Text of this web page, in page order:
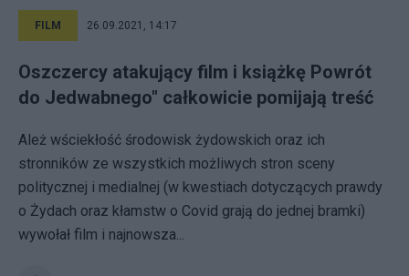
FILM 26.09.2021, 14:17
Oszczercy atakujący film i książkę Powrót
do Jedwabnego" całkowicie pomijają treść
Ależ wściekłość środowisk żydowskich oraz ich
stronników ze wszystkich możliwych stron sceny
politycznej i medialnej (w kwestiach dotyczących prawdy
o Żydach oraz kłamstw o Covid grają do jednej bramki)
wywołał film i najnowsza...